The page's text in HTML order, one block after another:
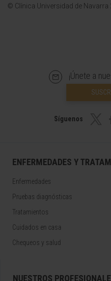
© Clínica Universidad de Navarra
¡Únete a
Síguenos
ENFERMEDADES Y
Enfermedades
Pruebas diagnósticas
Tratamientos
Cuidados en casa
Chequeos y salud
NUESTROS